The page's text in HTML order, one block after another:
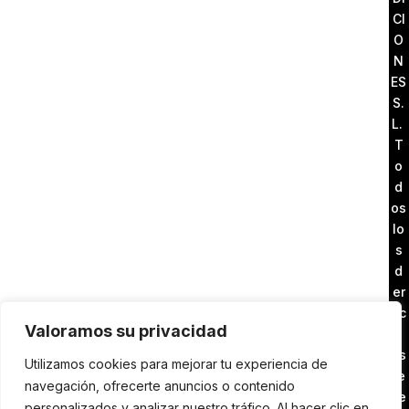
Valoramos su privacidad
Utilizamos cookies para mejorar tu experiencia de
navegación, ofrecerte anuncios o contenido
CI
O
N
ES
S.
L.
T
o
d
os
lo
s
d
er
ec
os
re
se